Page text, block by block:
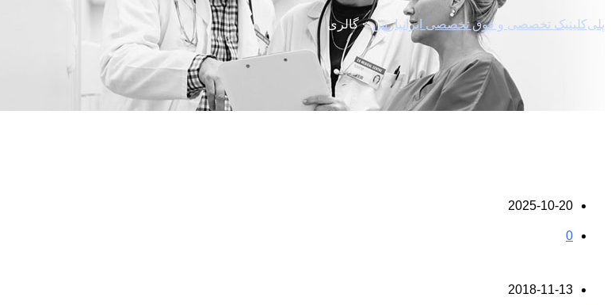
پلی‌کلینیک تخصصی و فوق تخصصی ایرانپارس>گالری
2025-10-20
0
2018-11-13